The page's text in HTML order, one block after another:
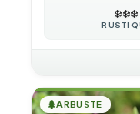
❄️❄️❄️
🌲ARBUSTE